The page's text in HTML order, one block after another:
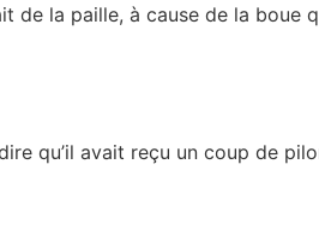
de la paille, à cause de la boue
qu’il avait reçu un coup de